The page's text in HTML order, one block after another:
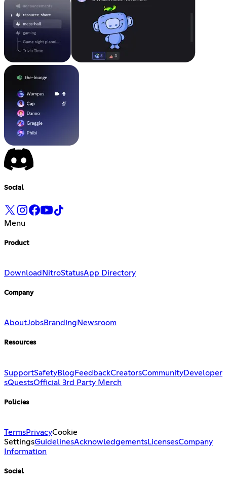
Social
Menu
Product
Download NitroStatusApp Directory
Company
AboutJobsBranding Newsroom
Resources
SupportSafetyBlog FeedbackCreatorsCommunityDeveloper
sQuestsOfficial 3rd Party Merch
Policies
TermsPrivacyCookie
SettingsGuidelinesAcknowledgementsLicensesCompany
Information
Social